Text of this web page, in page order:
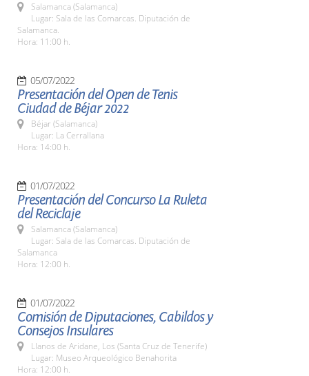
Salamanca (Salamanca)
Lugar: Sala de las Comarcas. Diputación de
Salamanca.
Hora: 11:00 h.
05/07/2022
Presentación del Open de Tenis
Ciudad de Béjar 2022
Béjar (Salamanca)
Lugar: La Cerrallana
Hora: 14:00 h.
01/07/2022
Presentación del Concurso La Ruleta
del Reciclaje
Salamanca (Salamanca)
Lugar: Sala de las Comarcas. Diputación de
Salamanca
Hora: 12:00 h.
01/07/2022
Comisión de Diputaciones, Cabildos y
Consejos Insulares
Llanos de Aridane, Los (Santa Cruz de Tenerife)
Lugar: Museo Arqueológico Benahorita
Hora: 12:00 h.